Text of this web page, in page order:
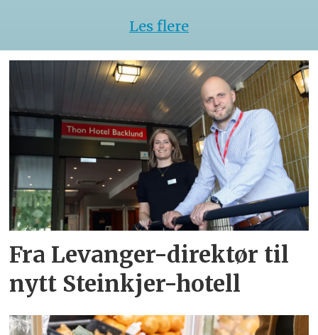
Les flere
Fra Levanger-direktør til
nytt Steinkjer-hotell